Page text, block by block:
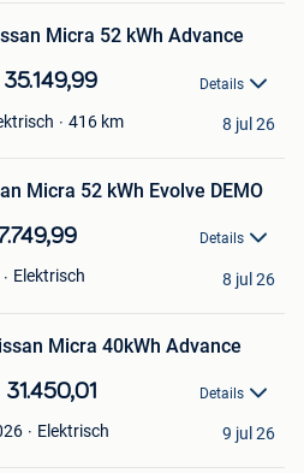
Micra 52 kWh Advance
Details
416 km 8 jul 26
Micra 52 kWh Evolve DEMO
Details
Elektrisch 8 jul 26
Micra 40kWh Advance
Details
Elektrisch 9 jul 26